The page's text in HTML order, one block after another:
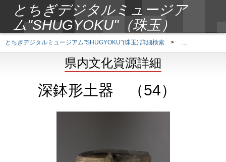
とちぎデジタルミュージア
ム"SHUGYOKU"（珠玉）
とちぎデジタルミュージアム"SHUGYOKU"(珠玉) 詳細検索 > 県内文化資源詳
県内文化資源詳細
深鉢形土器 （54）